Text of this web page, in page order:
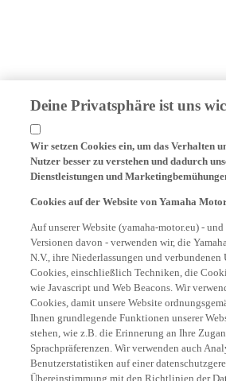
Deine Privatsphäre ist uns
Wir setzen Cookies ein, um das Verhalten
Nutzer besser zu verstehen und dadurch
Dienstleistungen und
Cookies auf der Website von Yamaha Motor
Auf unserer Website (yamaha-motor.eu) - und
Versionen davon - verwenden wir, die
N.V., ihre Niederlassungen und verbundenen
Cookies, einschließlich Techniken, die
wie Javascript und Web Beacons. Wir
Cookies, damit unsere Website
Ihnen grundlegende Funktionen unserer
stehen, wie z.B. die Erinnerung an Ihre
Sprachpräferenzen. Wir verwenden auch
Benutzerstatistiken auf einer
Übereinstimmung mit den Richtlinien der